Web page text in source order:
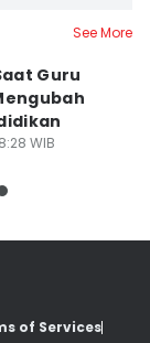
See More
Guru
WIB
of Services